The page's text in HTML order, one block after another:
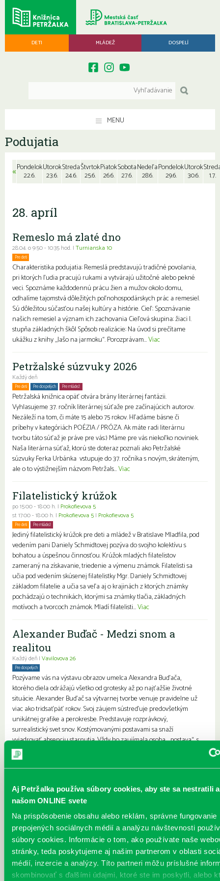
Aj Petržalka používa súbory cookies, aby ste sa nestratili
našom ONLINE svete
Na prispôsobenie obsahu alebo reklám, správne fungovanie
prepojených sociálnych médií a analýzu návštevnosti
súbory cookies. Informácie o tom, ako používate naše
stránky, teda poskytujeme aj našim partnerom v oblasti
médií, inzercie a analýzy. Títo partneri môžu príslušné
skombinovať s ďalšími údajmi, ktoré ste im poskytli, alebo
DETI MLÁDEŽ DOSPELÍ
MENU
Podujatia
«Pondelok
22.6.
Utorok
23.6.
Streda
24.6.
Štvrtok
25.6.
Piatok
26.6.
Sobota
27.6.
Nedeľa
28.6.
Pondelok
29.6.
Utorok
30.6. 1.7.
28. apríl
Remeslo má zlaté dno
28.04. o 9:50 - 10:35 hod. | Turnianska 10
Pre deti
Charakteristika podujatia: Remeslá predstavujú tradičné povolania,
pri ktorých ľudia pracujú rukami a vytvárajú užitočné alebo pekné
veci. Spoznáme každodennú prácu žien a mužov okolo domu,
odhalíme tajomstvá dôležitých poľnohospodárskych prác a remesiel.
Sú dôležitou súčasťou našej kultúry a histórie. Cieľ: Spoznávanie
našich remesiel a význam ich zachovania Cieľová skupina: žiaci I.
stupňa základných škôl Spôsob realizácie: Na úvod si prečítame
ukážku z knihy „Jašo na jarmoku“. Porozprávam...Viac
Petržalské súzvuky 2026
Každý deň
Pre deti Pre dospelých Pre mládež
Petržalská knižnica opäť otvára brány literárnej fantázii.
Vyhlasujeme 37. ročník literárnej súťaže pre začínajúcich autorov.
Nezáleží na tom, či máte 15 alebo 75 rokov. Hľadáme básne či
príbehy v kategóriách POÉZIA / PRÓZA. Ak máte radi literárnu
tvorbu táto súťaž je práve pre vás:) Máme pre vás niekoľko noviniek.
Naša literárna súťaž, ktorú ste doteraz poznali ako Petržalské
súzvuky Ferka Urbánka vstupuje do 37. ročníka s novým, skráteným,
ale o to výstižnejším názvom Petržals...Viac
Filatelistický krúžok
po 15:00 - 18:00 h. | Prokofievova 5
st 17:00 - 18:00 h. | Prokofievova 5 | Prokofievova 5
Pre deti Pre mládež
Jediný filatelistický krúžok pre deti a mládež v Bratislave Mladfila, pod
vedením pani Daniely Schmidtovej pozýva do svojho kolektívu s
bohatou a úspešnou činnosťou. Krúžok mladých filatelistov
zameraný na získavanie, triedenie a výmenu známok. Filatelisti sa
učia pod vedením skúsenej filatelistky Mgr. Daniely Schmidtovej
základom filatelie a učia sa veľa aj o krajinách z ktorých známky
pochádzajú o technikách, ktorými sa známky tlačia, základných
motívoch a tvorcoch známok. Mladí filatelisti...Viac
Alexander Buďač - Medzi snom a
realitou
Každý deň | Vavilovova 26
Pre dospelých
Pozývame vás na výstavu obrazov umelca Alexandra Buďača,
ktorého diela odrážajú všetko od grotesky až po najťažšie životné
situácie. Alexander Buďač sa výtvarnej tvorbe venuje pravidelne už
viac ako tridsaťpäť rokov. Svoj záujem sústreďuje predovšetkým
unikátnej grafike a perokresbe. Predstavuje rozprávkový,
surrealistický svet snov. Kostýmovanými postavami sa snaží
vyjadrovať absenciu starnutia. Vždy ho zaujímala osoba, „postava“, s
ktorou žije alebo pracuje. Medzi jeho ľudskými postavami mo...
knižnici
Každý deň
Jar je v plnom prúde a my vás pozývame na pestrý aprílový program
do knižnice. Na čo sa môžete tešiť? prvú prednáškou 4. ročníka
Petržalskej akadémie vzdelávania s pútavou témou pod názvom
„Nie je túra bez Štúra“ ak vás zaujíma slnečné Francúzsko
nenechajte si ujsť besedu s Mariou Danthine – Dopjerovou, ktorá
porozpráva o živote v krajine, ktorá je pre mnohých synonymom